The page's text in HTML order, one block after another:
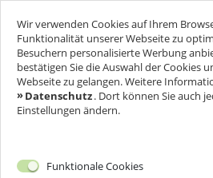
SCHLOSS FREUDENBERG
BESUCH
Ich will Euch besuchen!
Ermäßigungen
FÜR UNTERNEHMEN
Wir verwenden Cookies auf Ihrem
Funktionalität unserer Webseite zu
Besuchern personalisierte Werbung
bestätigen Sie die Auswahl der Cookies
Webseite zu gelangen. Weitere
Datenschutz. Dort können Sie auch
Einstellungen ändern.
Funktionale Cookies